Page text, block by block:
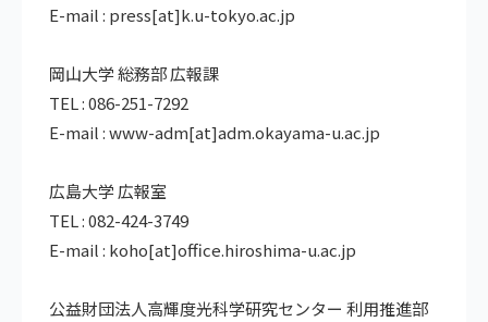
E-mail : press[at]k.u-tokyo.ac.jp
岡山大学 総務部 広報課
TEL : 086-251-7292
E-mail : www-adm[at]adm.okayama-u.ac.jp
広島大学 広報室
TEL : 082-424-3749
E-mail : koho[at]office.hiroshima-u.ac.jp
公益財団法人高輝度光科学研究センター 利用推進部